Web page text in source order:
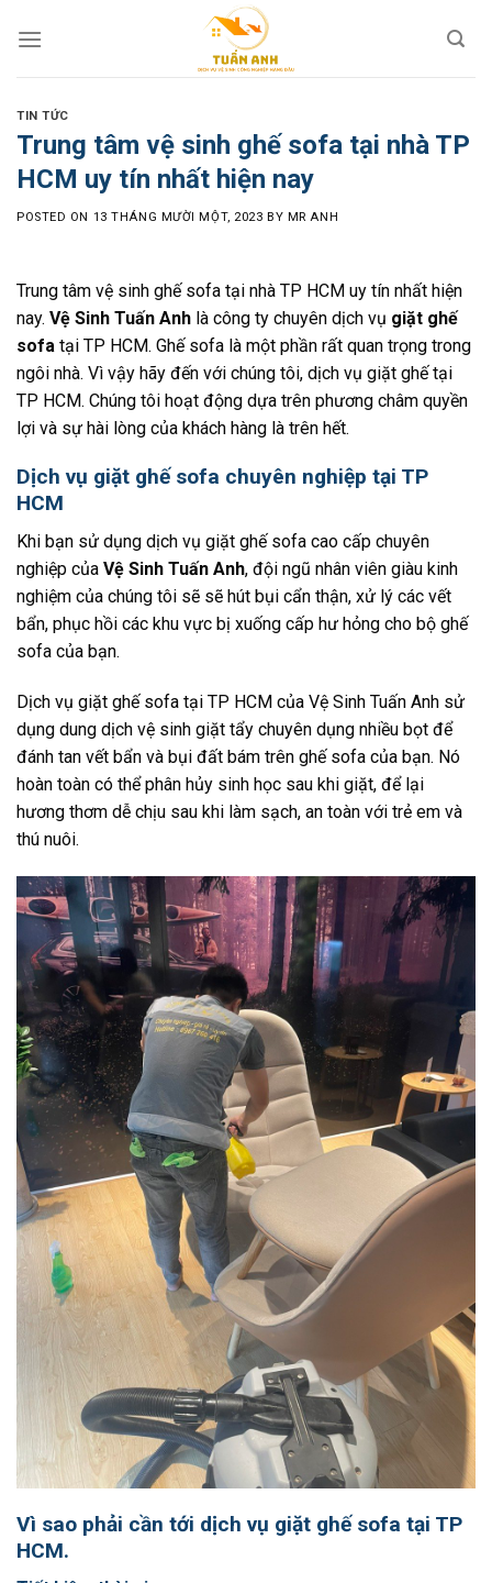
TIN TỨC
Trung tâm vệ sinh ghế sofa tại nhà TP
HCM uy tín nhất hiện nay
POSTED ON 13 THÁNG MƯỜI MỘT, 2023 BY MR ANH
Trung tâm vệ sinh ghế sofa tại nhà TP HCM uy tín nhất hiện
nay. Vệ Sinh Tuấn Anh là công ty chuyên dịch vụ giặt ghế
sofa tại TP HCM. Ghế sofa là một phần rất quan trọng trong
ngôi nhà. Vì vậy hãy đến với chúng tôi, dịch vụ giặt ghế tại
TP HCM. Chúng tôi hoạt động dựa trên phương châm quyền
lợi và sự hài lòng của khách hàng là trên hết.
Dịch vụ giặt ghế sofa chuyên nghiệp tại TP
HCM
Khi bạn sử dụng dịch vụ giặt ghế sofa cao cấp chuyên
nghiệp của Vệ Sinh Tuấn Anh, đội ngũ nhân viên giàu kinh
nghiệm của chúng tôi sẽ sẽ hút bụi cẩn thận, xử lý các vết
bẩn, phục hồi các khu vực bị xuống cấp hư hỏng cho bộ ghế
sofa của bạn.
Dịch vụ giặt ghế sofa tại TP HCM của Vệ Sinh Tuấn Anh sử
dụng dung dịch vệ sinh giặt tẩy chuyên dụng nhiều bọt để
đánh tan vết bẩn và bụi đất bám trên ghế sofa của bạn. Nó
hoàn toàn có thể phân hủy sinh học sau khi giặt, để lại
hương thơm dễ chịu sau khi làm sạch, an toàn với trẻ em và
thú nuôi.
Vì sao phải cần tới dịch vụ giặt ghế sofa tại TP
HCM.